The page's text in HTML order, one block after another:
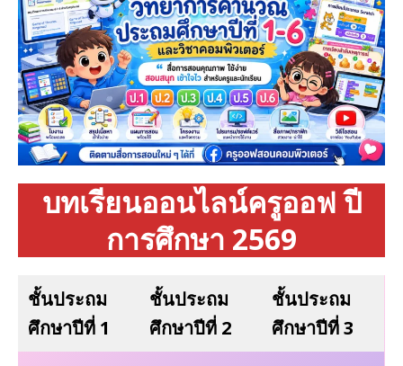
บทเรียนออนไลน์ครูออฟ ปี
การศึกษา 2569
ชั้นประถม
ศึกษาปีที่ 1
ชั้นประถม
ศึกษาปีที่ 2
ชั้นประถม
ศึกษาปีที่ 3